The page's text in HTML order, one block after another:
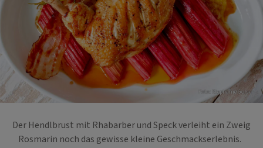
Foto: Stephanie Golser
Der Hendlbrust mit Rhabarber und Speck verleiht ein Zweig
Rosmarin noch das gewisse kleine Geschmackserlebnis.